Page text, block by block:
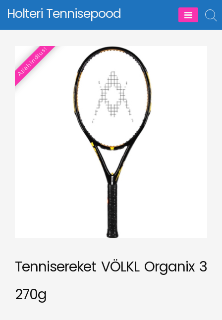
Holteri Tennisepood
Allahindlus!
Tennisereket VÖLKL Organix 3
270g